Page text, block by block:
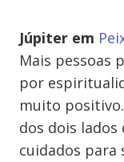
Júpiter em
Mais pessoas
por
muito
dos dois lados
cuidados para